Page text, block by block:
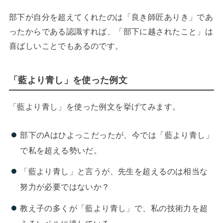
部下が自分を超えてくれたのは「良き師匠ありき」であ
ったからである認識すれば、「部下に越されたこと」は
喜ばしいことでもあるのです。
「藍より青し」を使った例文
「藍より青し」を使った例文を挙げてみます。
部下のAはひよっこだったが、今では「藍より青し」
で私を超える勢いだ。
「藍より青し」と言うが、先生を超えるのは相当な
努力が必要ではないか？
教え子の多くが「藍より青し」で、私の技術力を超